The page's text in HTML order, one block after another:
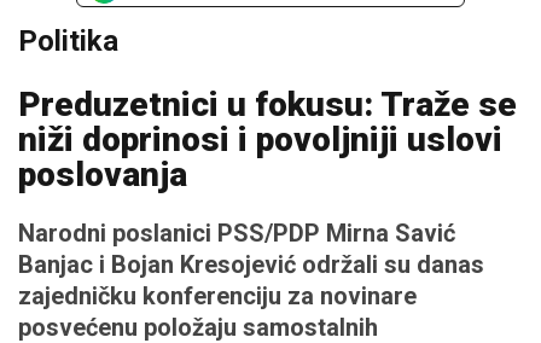
Politika
Preduzetnici u fokusu: Traže se
niži doprinosi i povoljniji uslovi
poslovanja
Narodni poslanici PSS/PDP Mirna Savić
Banjac i Bojan Kresojević održali su danas
zajedničku konferenciju za novinare
posvećenu položaju samostalnih